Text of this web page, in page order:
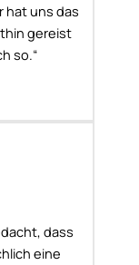
hat uns das
gereist
so.“
dass
eine